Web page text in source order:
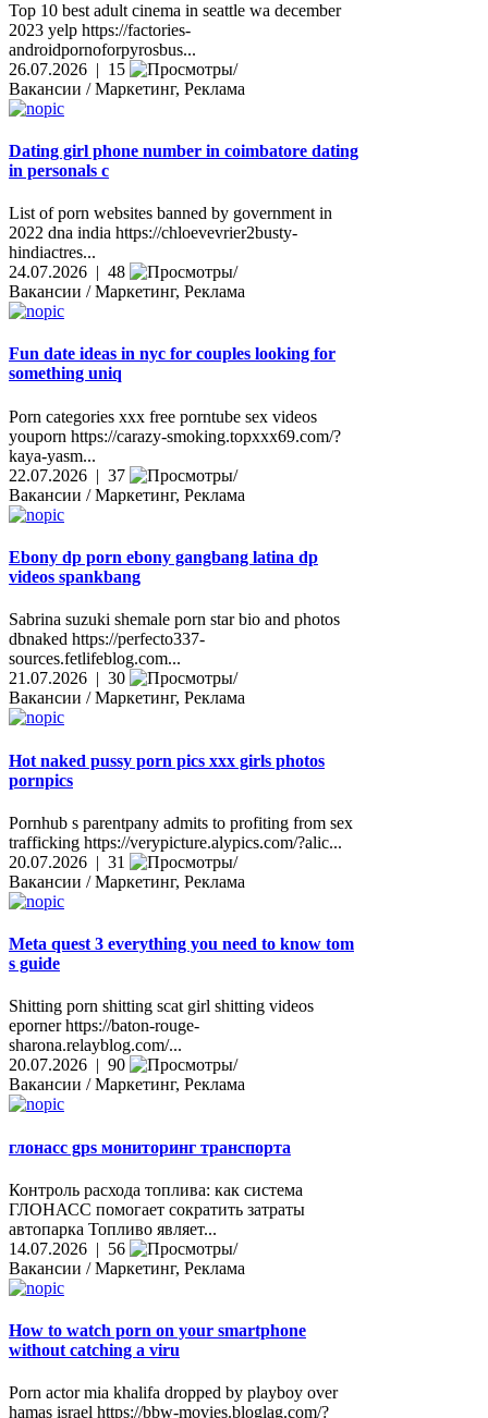
Top 10 best adult cinema in seattle wa december
2023 yelp https://factories-
androidpornoforpyrosbus...
26.07.2026 | 15
Вакансии / Маркетинг, Реклама
Dating girl phone number in coimbatore dating
in personals c
List of porn websites banned by government in
2022 dna india https://chloevevrier2busty-
hindiactres...
24.07.2026 | 48
Вакансии / Маркетинг, Реклама
Fun date ideas in nyc for couples looking for
something uniq
Porn categories xxx free porntube sex videos
youporn https://carazy-smoking.topxxx69.com/?
kaya-yasm...
22.07.2026 | 37
Вакансии / Маркетинг, Реклама
Ebony dp porn ebony gangbang latina dp
videos spankbang
Sabrina suzuki shemale porn star bio and photos
dbnaked https://perfecto337-
sources.fetlifeblog.com...
21.07.2026 | 30
Вакансии / Маркетинг, Реклама
Hot naked pussy porn pics xxx girls photos
pornpics
Pornhub s parentpany admits to profiting from sex
trafficking https://verypicture.alypics.com/?alic...
20.07.2026 | 31
Вакансии / Маркетинг, Реклама
Meta quest 3 everything you need to know tom
s guide
Shitting porn shitting scat girl shitting videos
eporner https://baton-rouge-
sharona.relayblog.com/...
20.07.2026 | 90
Вакансии / Маркетинг, Реклама
глонасс gps мониторинг транспорта
Контроль расхода топлива: как система
ГЛОНАСС помогает сократить затраты
автопарка Топливо являет...
14.07.2026 | 56
Вакансии / Маркетинг, Реклама
How to watch porn on your smartphone
without catching a viru
Porn actor mia khalifa dropped by playboy over
hamas israel https://bbw-movies.bloglag.com/?